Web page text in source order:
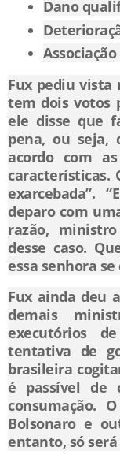
Dano
Fux pediu vista
tem dois votos
ele disse que
pena, ou seja,
acordo com
características.
exarcebada”.
deparo com
razão,
desse caso.
essa senhora
Fux ainda deu
demais
executórios
tentativa de
brasileira
é passível de
consumação.
Bolsonaro e
entanto, só